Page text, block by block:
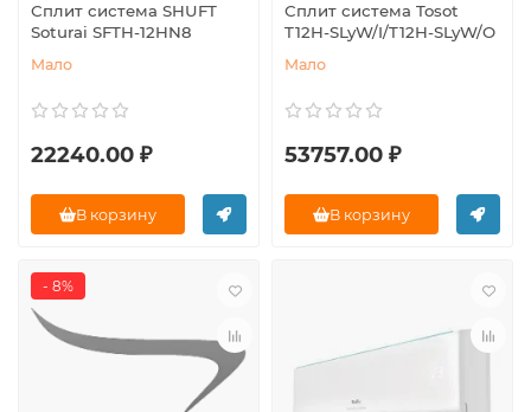
Сплит система SHUFT
Soturai SFTH-12HN8
Мало
22240.00 ₽
В корзину
Сплит система Tosot
T12H-SLyW/I/T12H-SLyW/O
Мало
53757.00 ₽
В корзину
- 8%